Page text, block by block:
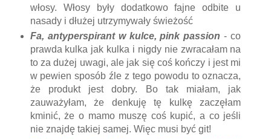
włosy. Włosy były dodatkowo fajne odbite u
nasady i dłużej utrzymywały świeżość
Fa, antyperspirant w kulce, pink passion - co
prawda kulka jak kulka i nigdy nie zwracałam na
to za dużej uwagi, ale jak się coś kończy i jest mi
w pewien sposób źle z tego powodu to oznacza,
że produkt jest dobry. Bo tak miałam, jak
zauważyłam, że denkuję tę kulkę zaczęłam
kminić, że o mamo muszę coś kupić, a co jeśli
nie znajdę takiej samej. Więc musi być git!